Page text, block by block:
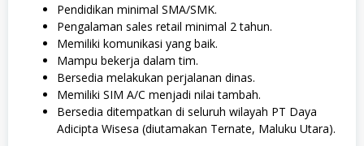
Pendidikan minimal SMA/SMK.
Pengalaman sales retail minimal 2 tahun.
Memiliki komunikasi yang baik.
Mampu bekerja dalam tim.
Bersedia melakukan perjalanan dinas.
Memiliki SIM A/C menjadi nilai tambah.
Bersedia ditempatkan di seluruh wilayah PT Daya
Adicipta Wisesa (diutamakan Ternate, Maluku Utara).